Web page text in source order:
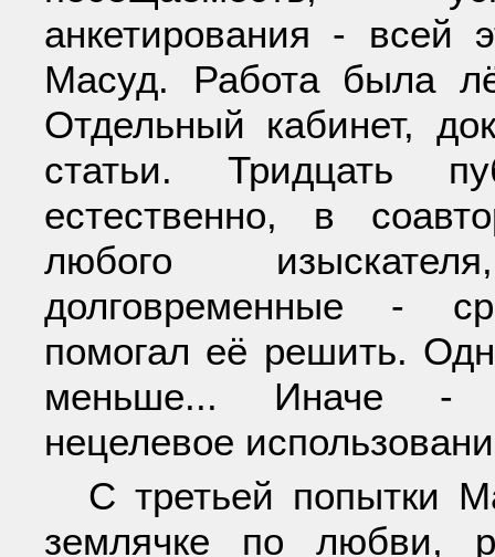
анкетирования - всей
Масуд. Работа была
Отдельный кабинет,
статьи. Тридцать
естественно, в
любого
долговременные -
помогал её решить.
меньше... Иначе -
нецелевое
С третьей попытки
землячке по любви,